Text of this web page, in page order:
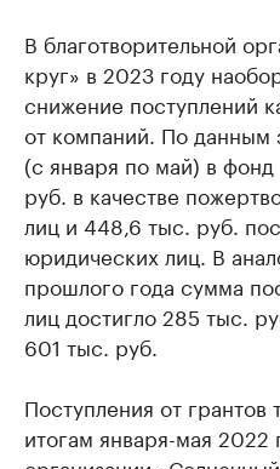
В благотворительной
круг» в 2023 году
снижение поступлений
от компаний. По данным
(с января по май) в фонд
руб. в качестве
лиц и 448,6 тыс. руб.
юридических лиц. В
прошлого года сумма
лиц достигло 285 тыс.
601 тыс. руб.
Поступления от грантов
итогам января-мая 2022